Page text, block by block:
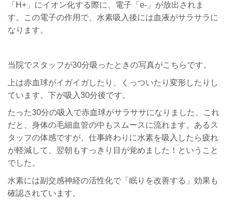
「H+」にイオン化する際に、電子「e-」が放出されま
す。この電子の作用で、水素吸入後には血液がサラサラに
なります。
当院でスタッフが30分吸ったときの写真がこちらです。
上は赤血球がイガイガしたり、くっついたり変形したりし
ています。下が吸入30分後です。
たった30分の吸入で赤血球がサラササになりました。これ
だと、身体の毛細血管の中もスムースに流れます。あるス
タッフの体感ですが、仕事終わりに水素を吸入したら疲れ
が軽減して、翌朝もすっきり目が覚めました！ということ
でした。
水素には副交感神経の活性化で「眠りを改善する」効果も
確認されています。